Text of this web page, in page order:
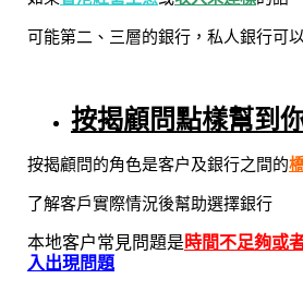
可能第二、三層的銀行，私人銀行可
按揭顧問點樣幫到
按揭顧問的角色是客户及銀行之間的
了解客戶實際情況後幫助選擇銀行
本地客户常見問題是 時間不足夠或
入出現問題